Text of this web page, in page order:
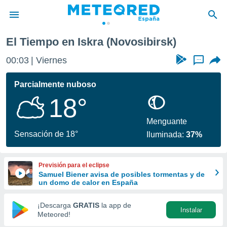
de
por
se
calidad.
a este
las
y
forma
digital
basada
El Tiempo en Iskra (Novosibirsk)
00:03 Viernes ...
Parcialmente nuboso
18°
Sensación de 18°
Menguante
Iluminada:37%
Previsión para el eclipse
Samuel Biener avisa de posibles tormentas y de
un domo de calor en España
¡Descarga GRATIS la app de
Meteored!
Instalar